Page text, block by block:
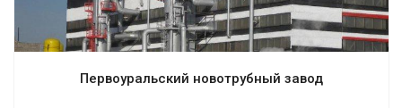
Первоуральский новотрубный завод